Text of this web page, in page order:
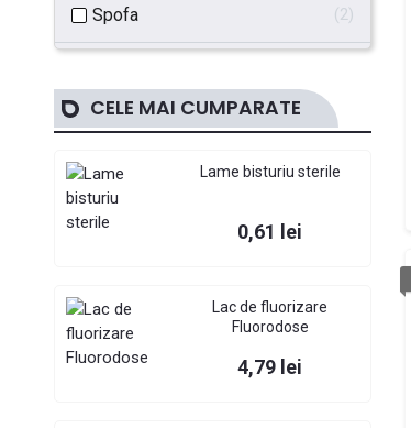
Spofa 2
CELE MAI CUMPARATE
Lame bisturiu sterile
Pret
0,61 lei
Lac de fluorizare
Fluorodose
Pret
4,79 lei